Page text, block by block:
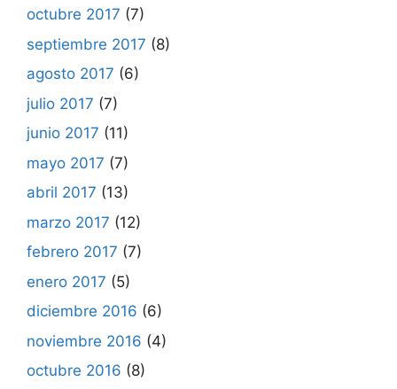
octubre 2017 (7)
septiembre 2017 (8)
agosto 2017 (6)
julio 2017 (7)
junio 2017 (11)
mayo 2017 (7)
abril 2017 (13)
marzo 2017 (12)
febrero 2017 (7)
enero 2017 (5)
diciembre 2016 (6)
noviembre 2016 (4)
octubre 2016 (8)